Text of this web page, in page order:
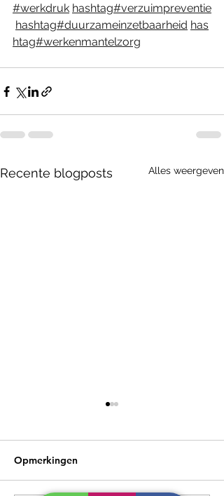
#werkdruk hashtag#verzuimpreventie
hashtag#duurzameinzetbaarheid has
htag#werkenmantelzorg
Recente blogposts Alles weergeven
Opmerkingen